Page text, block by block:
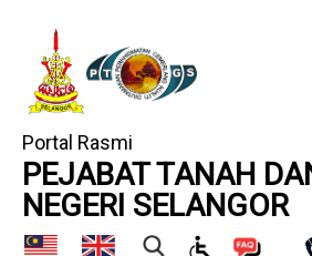
Portal Rasmi
PEJABAT TANAH
NEGERI SELANGOR